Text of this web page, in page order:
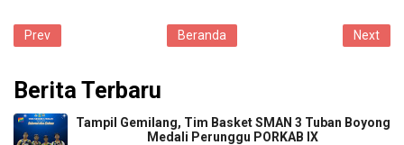
Prev Next
Beranda
Berita Terbaru
​Tampil Gemilang, Tim Basket SMAN 3 Tuban Boyong
Medali Perunggu PORKAB IX